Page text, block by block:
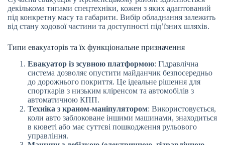
декількома типами спецтехніки, кожен з яких адаптований
під конкретну масу та габарити. Вибір обладнання залежить
від стану ходової частини та доступності під’їзних шляхів.
Типи евакуаторів та їх функціональне призначення
Евакуатор із зсувною платформою: Гідравлічна
система дозволяє опустити майданчик безпосередньо
до дорожнього покриття. Це ідеальне рішення для
спорткарів з низьким кліренсом та автомобілів з
автоматичною КПП.
Техніка з краном-маніпулятором: Використовується,
коли авто заблоковане іншими машинами, знаходиться
в кюветі або має суттєві пошкодження рульового
управління.